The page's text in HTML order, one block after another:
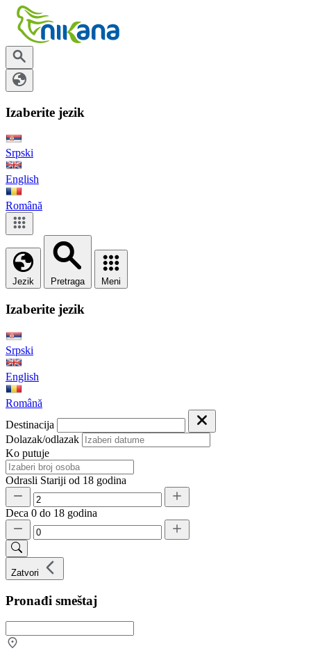
Izaberite jezik
Srpski
English
Română
Jezik Pretraga Meni
Izaberite jezik
Srpski
English
Română
Destinacija
Dolazak/odlazak
Ko putuje
Odrasli Stariji od 18 godina
Deca 0 do 18 godina
Zatvori
Pronađi smeštaj